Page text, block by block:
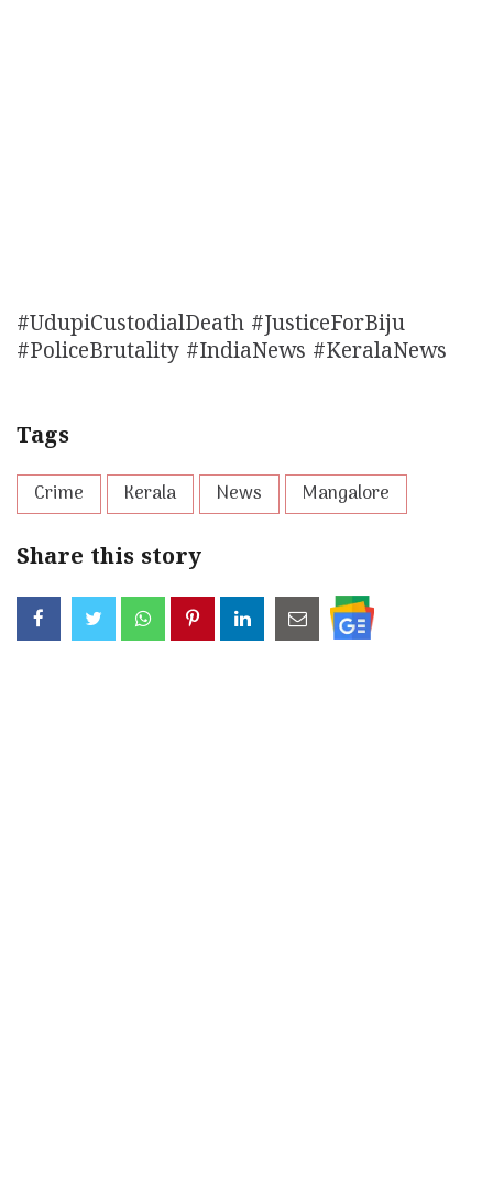
#UdupiCustodialDeath #JusticeForBiju
#PoliceBrutality #IndiaNews #KeralaNews
Tags
Crime Kerala News Mangalore
Share this story